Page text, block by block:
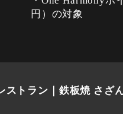
円）の対象
ストラン｜鉄板焼 さざ